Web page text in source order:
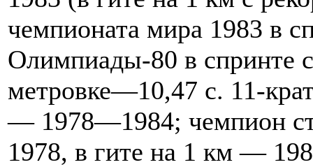
чемпионата мира 1983 в
Олимпиады-80 в спринте
метровке—10,47 с. 11-
— 1978—1984; чемпион
1978, в гите на 1 км —